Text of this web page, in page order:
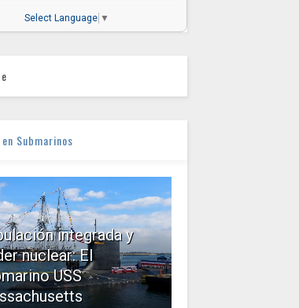
Select Language ▼
Submarinos
integrada y
nuclear: El
USS